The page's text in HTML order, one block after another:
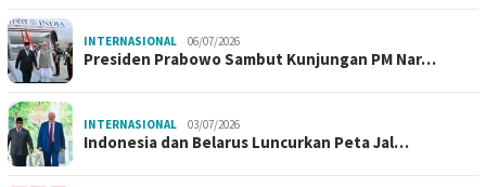
INTERNASIONAL 06/07/2026
Presiden Prabowo Sambut Kunjungan PM Nar…
INTERNASIONAL 03/07/2026
Indonesia dan Belarus Luncurkan Peta Jal…